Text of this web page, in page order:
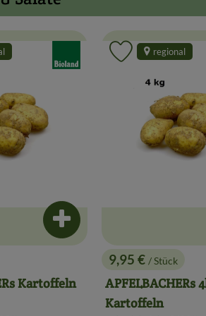
Kartoffeln
Produkt zum Warenkorb
Favouriten hinzufügen
, Preis:
9,95 € / Stück
APFELBACHERs
Kartoffeln
regional
Produkt zu